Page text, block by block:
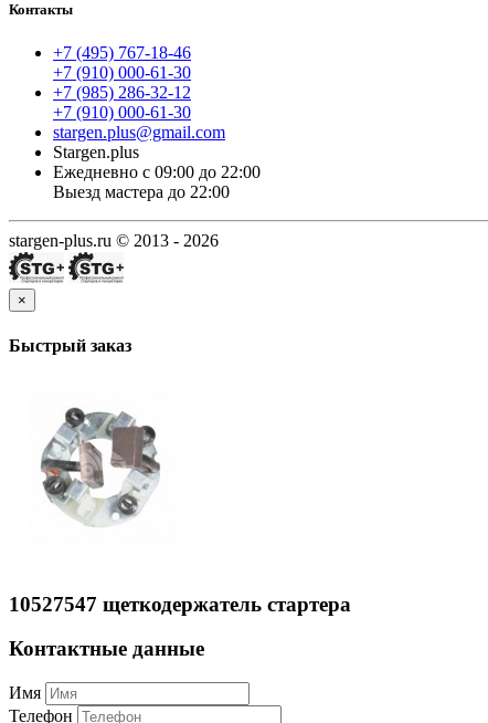
Контакты
+7 (495) 767-18-46
+7 (910) 000-61-30
+7 (985) 286-32-12
+7 (910) 000-61-30
stargen.plus@gmail.com
Stargen.plus
Ежедневно с 09:00 до 22:00
Выезд мастера до 22:00
stargen-plus.ru © 2013 - 2026
×
Быстрый заказ
10527547 щеткодержатель стартера
Контактные данные
Имя
Телефон